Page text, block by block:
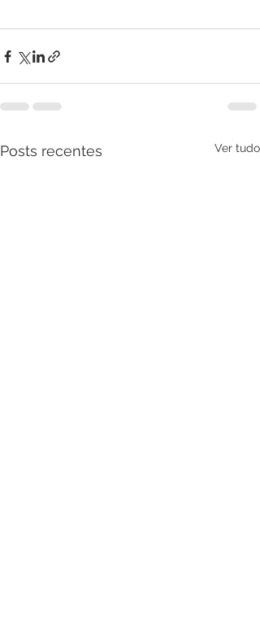
Posts recentes Ver tudo